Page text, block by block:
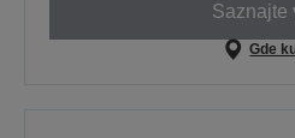
Saznajte
Gde